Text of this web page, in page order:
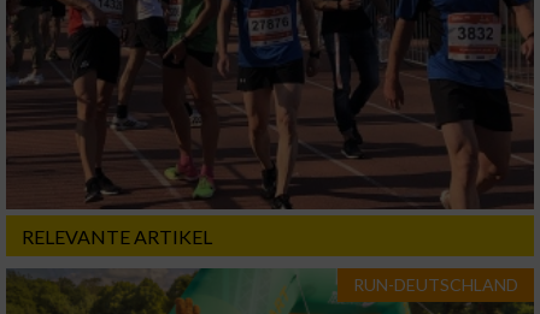
RELEVANTE ARTIKEL
RUN-DEUTSCHLAND
Notwendig
Performance
Funktional
Werbung